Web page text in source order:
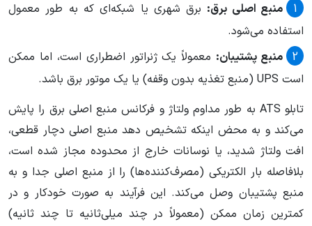
منبع اصلی برق: برق شهری یا شبکه‌ای که به طور معمول
استفاده می‌شود.
منبع پشتیبان: معمولاً یک ژنراتور اضطراری است، اما ممکن
است UPS (منبع تغذیه بدون وقفه) یا یک موتور برق باشد.
تابلو ATS به طور مداوم ولتاژ و فرکانس منبع اصلی برق را پایش
می‌کند و به محض اینکه تشخیص دهد منبع اصلی دچار قطعی،
افت ولتاژ شدید، یا نوسانات خارج از محدوده مجاز شده است،
بلافاصله بار الکتریکی (مصرف‌کننده‌ها) را از منبع اصلی جدا و به
منبع پشتیبان وصل می‌کند. این فرآیند به صورت خودکار و در
کمترین زمان ممکن (معمولاً در چند میلی‌ثانیه تا چند ثانیه)